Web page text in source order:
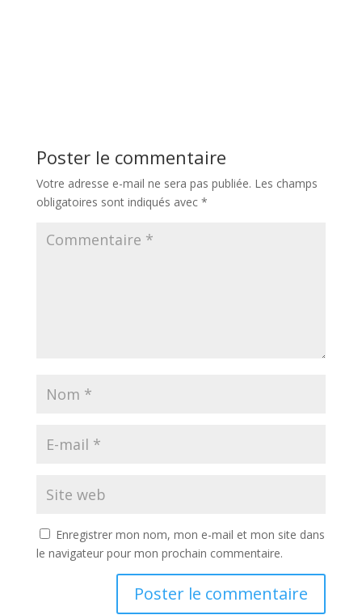
Poster le commentaire
Votre adresse e-mail ne sera pas publiée. Les champs
obligatoires sont indiqués avec *
Enregistrer mon nom, mon e-mail et mon site dans
le navigateur pour mon prochain commentaire.